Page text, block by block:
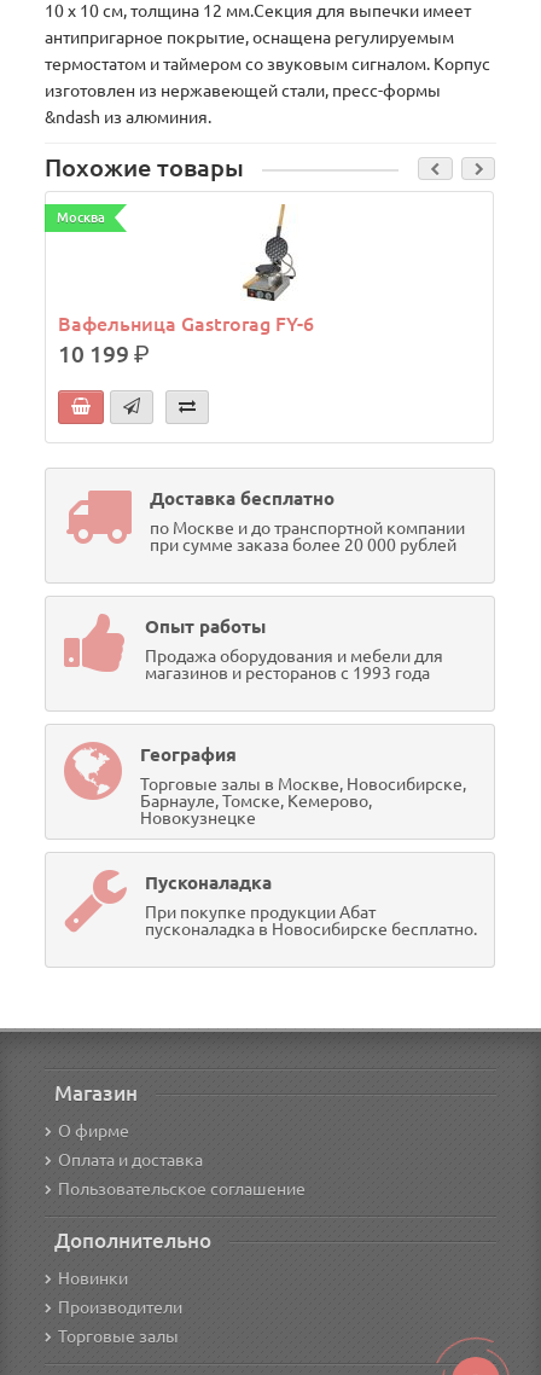
10 х 10 см, толщина 12 мм.Секция для выпечки имеет
антипригарное покрытие, оснащена регулируемым
термостатом и таймером со звуковым сигналом. Корпус
изготовлен из нержавеющей стали, пресс-формы
&ndash из алюминия.
Похожие товары
Москва
Вафельница Gastrorag FY-6
10 199р.
Доставка бесплатно
по Москве и до транспортной компании
при сумме заказа более 20 000 рублей
Опыт работы
Продажа оборудования и мебели для
магазинов и ресторанов с 1993 года
География
Торговые залы в Москве, Новосибирске,
Барнауле, Томске, Кемерово,
Новокузнецке
Пусконаладка
При покупке продукции Абат
пусконаладка в Новосибирске бесплатно.
Магазин
О фирме
Оплата и доставка
Пользовательское соглашение
Дополнительно
Новинки
Производители
Торговые залы